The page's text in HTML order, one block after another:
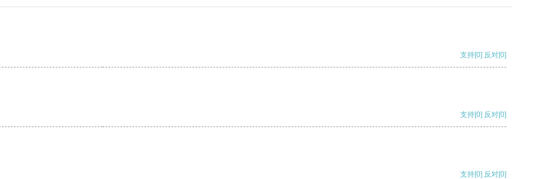
支持[0] 反对[0]
支持[0] 反对[0]
支持[0] 反对[0]